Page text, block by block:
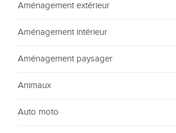
Aménagement extérieur
Aménagement intérieur
Aménagement paysager
Animaux
Auto moto